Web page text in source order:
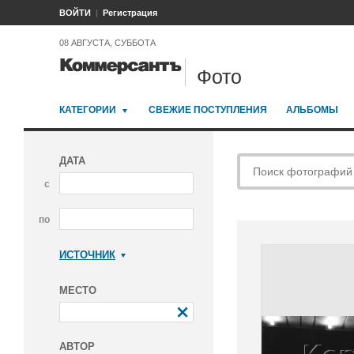
ВОЙТИ Регистрация
08 АВГУСТА, СУББОТА
Фото
КАТЕГОРИИ СВЕЖИЕ ПОСТУПЛЕНИЯ АЛЬБОМЫ
ДАТА
с
по
ИСТОЧНИК
МЕСТО
АВТОР